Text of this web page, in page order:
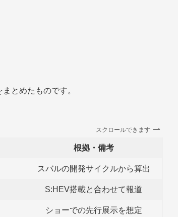
とめたものです。
スクロールできます
根拠・備考
スバルの開発サイクルから算出
S:HEV搭載と合わせて報道
ショーでの先行展示を想定